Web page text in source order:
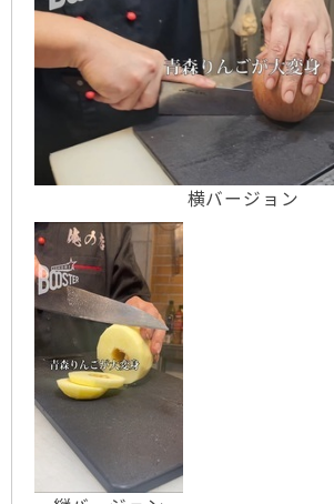
横バージョン